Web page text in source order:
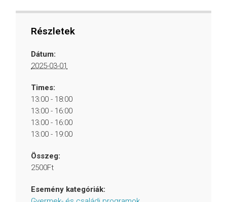
Részletek
Dátum:
2025-03-01
Times:
13:00 - 18:00
13:00 - 16:00
13:00 - 16:00
13:00 - 19:00
Összeg:
2500Ft
Esemény kategóriák: